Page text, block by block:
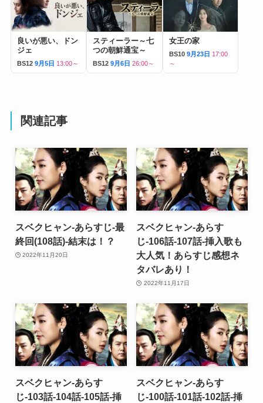
良いが悪い、ドン
ジェ
BS12 9月5日 13:00～
スティーラー～七
つの朝鮮通宝～
BS12 9月6日 26:00～
女王の家
BS10 9月23日 17:00
～
関連記事
スベクヒャン-あらすじ-最
終回(108話)-結末は！？
2022年11月20日
スベクヒャン-あらす
じ-106話-107話-挿入歌も
大人気！あらすじ感想ネ
タバレあり！
2022年11月17日
スベクヒャン-あらす
じ-103話-104話-105話-挿
スベクヒャン-あらす
じ-100話-101話-102話-挿